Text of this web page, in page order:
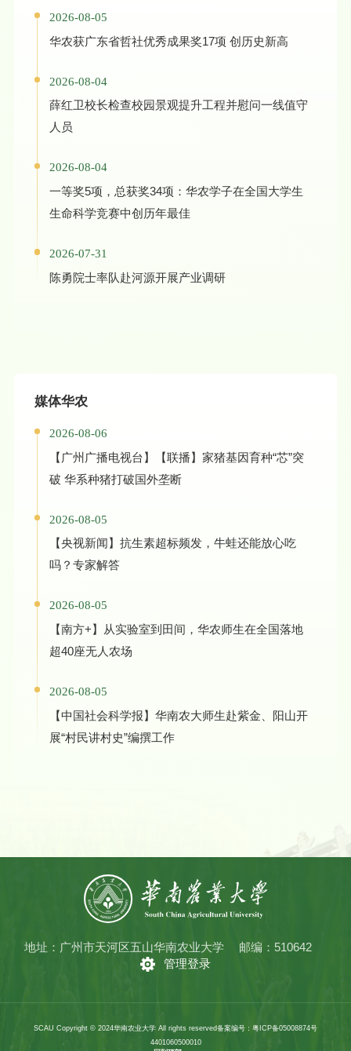
2026-08-05
华农获广东省哲社优秀成果奖17项 创历史新高
2026-08-04
薛红卫校长检查校园景观提升工程并慰问一线值守
人员
2026-08-04
一等奖5项，总获奖34项：华农学子在全国大学生
生命科学竞赛中创历年最佳
2026-07-31
陈勇院士率队赴河源开展产业调研
媒体华农
2026-08-06
【广州广播电视台】【联播】家猪基因育种“芯”突
破 华系种猪打破国外垄断
2026-08-05
【央视新闻】抗生素超标频发，牛蛙还能放心吃
吗？专家解答
2026-08-05
【南方+】从实验室到田间，华农师生在全国落地
超40座无人农场
2026-08-05
【中国社会科学报】华南农大师生赴紫金、阳山开
展“村民讲村史”编撰工作
地址：广州市天河区五山华南农业大学
邮编：510642
管理登录
SCAU Copyright © 2024华南农业大学 All rights reserved备案编号：粤ICP备05008874号
4401060500010